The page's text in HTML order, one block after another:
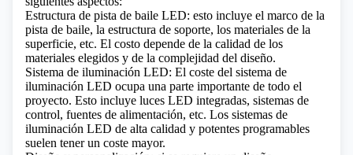
Estructura de pista de baile LED: esto incluye el marco de la
pista de baile, la estructura de soporte, los materiales de la
superficie, etc. El costo depende de la calidad de los
materiales elegidos y de la complejidad del diseño.
Sistema de iluminación LED: El coste del sistema de
iluminación LED ocupa una parte importante de todo el
proyecto. Esto incluye luces LED integradas, sistemas de
control, fuentes de alimentación, etc. Los sistemas de
iluminación LED de alta calidad y potentes programables
suelen tener un coste mayor.